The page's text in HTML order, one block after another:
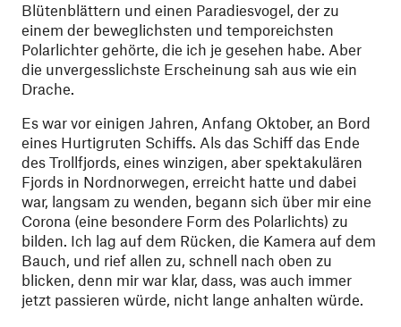
Blütenblättern und einen Paradiesvogel, der zu
einem der beweglichsten und temporeichsten
Polarlichter gehörte, die ich je gesehen habe. Aber
die unvergesslichste Erscheinung sah aus wie ein
Drache.
Es war vor einigen Jahren, Anfang Oktober, an Bord
eines Hurtigruten Schiffs. Als das Schiff das Ende
des Trollfjords, eines winzigen, aber spektakulären
Fjords in Nordnorwegen, erreicht hatte und dabei
war, langsam zu wenden, begann sich über mir eine
Corona (eine besondere Form des Polarlichts) zu
bilden. Ich lag auf dem Rücken, die Kamera auf dem
Bauch, und rief allen zu, schnell nach oben zu
blicken, denn mir war klar, dass, was auch immer
jetzt passieren würde, nicht lange anhalten würde.